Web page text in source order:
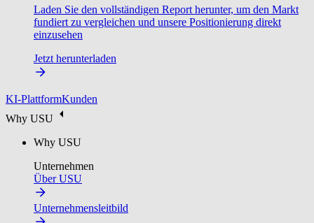
Laden Sie den vollständigen Report herunter, um den Markt
fundiert zu vergleichen und unsere Positionierung direkt
einzusehen
Jetzt herunterladen
KI-PlattformKunden
Why USU
Why USU
Unternehmen
Über USU
Unternehmensleitbild